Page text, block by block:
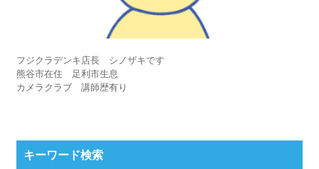
フジクラデンキ店長 シノザキです
熊谷市在住 足利市生息
カメラクラブ 講師歴有り
キーワード検索